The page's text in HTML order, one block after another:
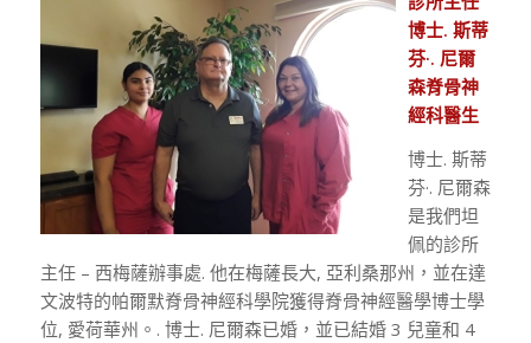
博士. 斯蒂
芬·. 尼爾
森脊骨神
經科醫生
博士. 斯蒂
芬·. 尼爾森
是我們坦
佩的診所
主任 – 西梅薩辦事處. 他在梅薩長大, 亞利桑那州，並在達
文波特的帕爾默脊骨神經科學院獲得脊骨神經醫學博士學
位, 愛荷華州。. 博士. 尼爾森已婚，並已結婚 3 兒童和 4